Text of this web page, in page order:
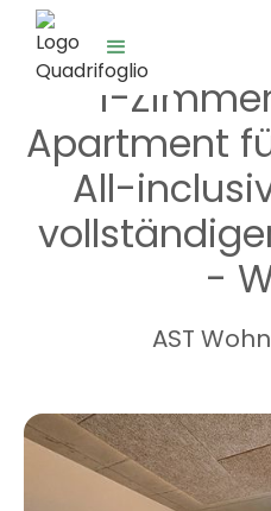
1-
Apartment
All-
-
AST